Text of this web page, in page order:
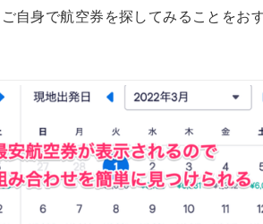
自身で航空券を探してみることをお